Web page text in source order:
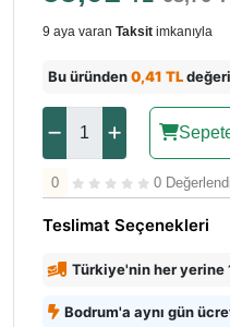
9 aya varan Taksit imkanıyla
Bu üründen0,41 TL
0 0
Teslimat Seçenekleri
Türkiye'nin her yerine
Bodrum'a aynı gün